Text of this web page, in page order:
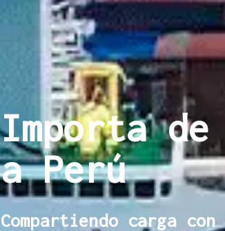
Importa de
a Perú
Compartiendo carga